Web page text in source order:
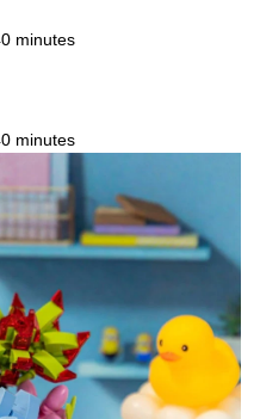
minutes
minutes